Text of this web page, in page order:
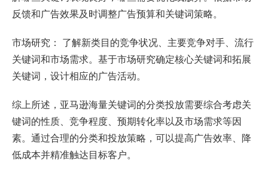
反馈和广告效果及时调整广告预算和关键词策略。
市场研究： 了解新类目的竞争状况、主要竞争对手、流行
关键词和市场需求。基于市场研究确定核心关键词和拓展
关键词，设计相应的广告活动。
综上所述，亚马逊海量关键词的分类投放需要综合考虑关
键词的性质、竞争程度、预期转化率以及市场需求等因
素。通过合理的分类和投放策略，可以提高广告效率、降
低成本并精准触达目标客户。